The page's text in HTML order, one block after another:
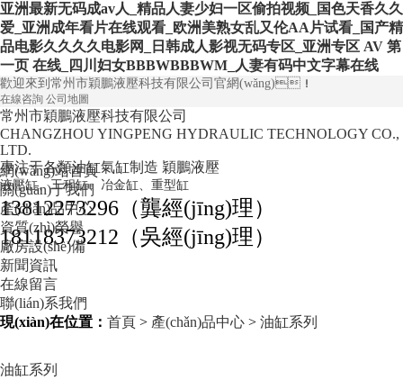
亚洲最新无码成av人_精品人妻少妇一区偷拍视频_国色天香久久
爱_亚洲成年看片在线观看_欧洲美熟女乱又伦AA片试看_国产精
品电影久久久久电影网_日韩成人影视无码专区_亚洲专区 AV 第
一页 在线_四川妇女BBBWBBBWM_人妻有码中文字幕在线
歡迎來到常州市穎鵬液壓科技有限公司官網(wǎng)！
在線咨詢 公司地圖
常州市穎鵬液壓科技有限公司
CHANGZHOU YINGPENG HYDRAULIC TECHNOLOGY CO.,
LTD.
專注于各類油缸氣缸制造 穎鵬液壓
液壓缸、工程缸、冶金缸、重型缸
13812273296（龔經(jīng)理）
18118373212（吳經(jīng)理）
網(wǎng)站首頁
關(guān)于我們
產(chǎn)品中心
資質(zhì)榮譽
廠房設(shè)備
新聞資訊
在線留言
聯(lián)系我們
現(xiàn)在位置： 首頁 > 產(chǎn)品中心 > 油缸系列
油缸系列